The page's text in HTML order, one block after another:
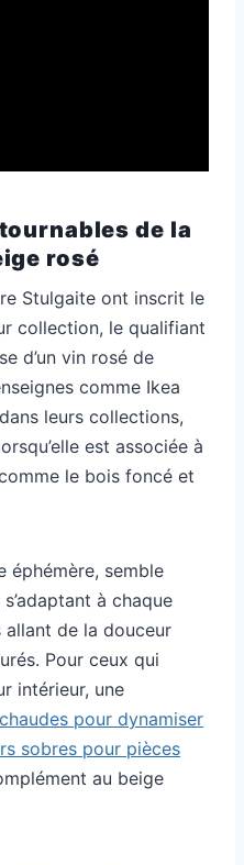
de la
rosé
Stulgaite ont inscrit le
collection, le qualifiant
d’un vin rosé de
comme Ikea
leurs collections,
est associée à
le bois foncé et
éphémère, semble
à chaque
allant de la douceur
Pour ceux qui
intérieur, une
pour dynamiser
sobres pour pièces
au beige